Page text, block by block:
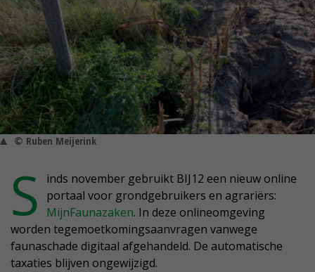
© Ruben Meijerink
S
inds november gebruikt BIJ12 een nieuw online
portaal voor grondgebruikers en agrariërs:
MijnFaunazaken. In deze onlineomgeving
worden tegemoetkomingsaanvragen vanwege
faunaschade digitaal afgehandeld. De automatische
taxaties blijven ongewijzigd.